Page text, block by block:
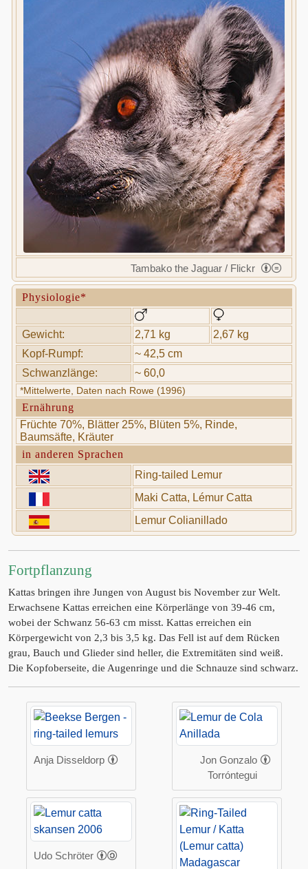
Tambako the Jaguar / Flickr
Physiologie*
Gewicht: 2,71 kg
2,67 kg
Kopf-Rumpf:
~ 42,5 cm
Schwanzlänge:
~ 60,0
*Mittelwerte, Daten nach Rowe (1996)
Ernährung
Früchte 70%, Blätter 25%, Blüten 5%, Rinde,
Baumsäfte, Kräuter
in anderen Sprachen
Ring-tailed Lemur
Maki Catta, Lémur Catta
Lemur Colianillado
Fortpflanzung
Kattas bringen ihre Jungen von August bis November zur Welt.
Erwachsene Kattas erreichen eine Körperlänge von 39-46 cm,
wobei der Schwanz 56-63 cm misst. Kattas erreichen ein
Körpergewicht von 2,3 bis 3,5 kg. Das Fell ist auf dem Rücken
grau, Bauch und Glieder sind heller, die Extremitäten sind weiß.
Die Kopfoberseite, die Augenringe und die Schnauze sind schwarz.
Anja Disseldorp
Jon Gonzalo
Torróntegui
Udo Schröter